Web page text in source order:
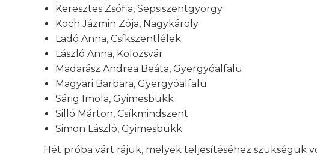
Keresztes Zsófia, Sepsiszentgyörgy
Koch Jázmin Zója, Nagykároly
Ladó Anna, Csíkszentlélek
László Anna, Kolozsvár
Madarász Andrea Beáta, Gyergyóalfalu
Magyari Barbara, Gyergyóalfalu
Sárig Imola, Gyimesbükk
Silló Márton, Csíkmindszent
Simon László, Gyimesbükk
Hét próba várt rájuk, melyek teljesítéséhez szükségük